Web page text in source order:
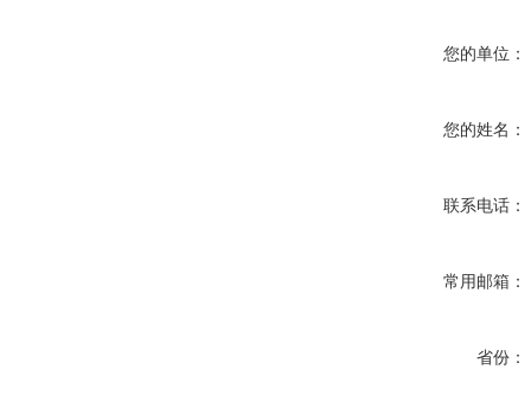
您的单位：
您的姓名：
联系电话：
常用邮箱：
省份：